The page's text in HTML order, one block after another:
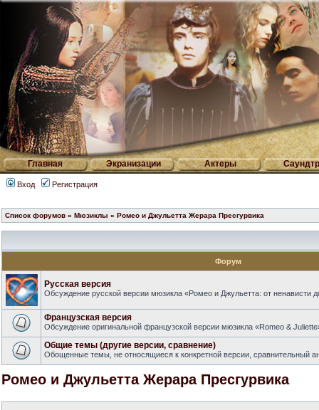
Главная Экранизации Актеры
Вход Регистрация
Список форумов » Мюзиклы » Ромео и Джульетта Жерара Пресгурвика
Форум
Русская версия
Обсуждение русской версии мюзикла «Ромео и Джульетта: от ненависти
Французская версия
Обсуждение оригинальной французской версии мюзикла «Romeo &
Общие темы (другие версии, сравнение)
Обощенные темы, не относящиеся к конкретной версии, сравнительный
Ромео и Джульетта Жерара Пресгурвика